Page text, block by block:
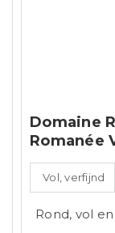
Domaine
Romanée
Vol, verfijnd
Rond, vol